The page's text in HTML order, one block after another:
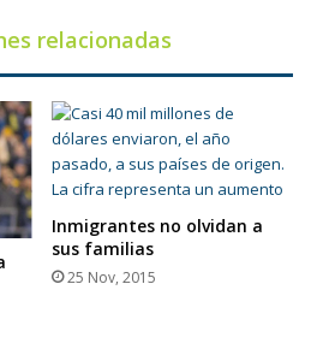
relacionadas
Inmigrantes no olvidan a
sus familias
25 Nov, 2015